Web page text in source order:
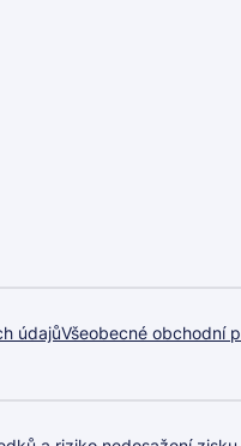
údajůVšeobecné obchodní